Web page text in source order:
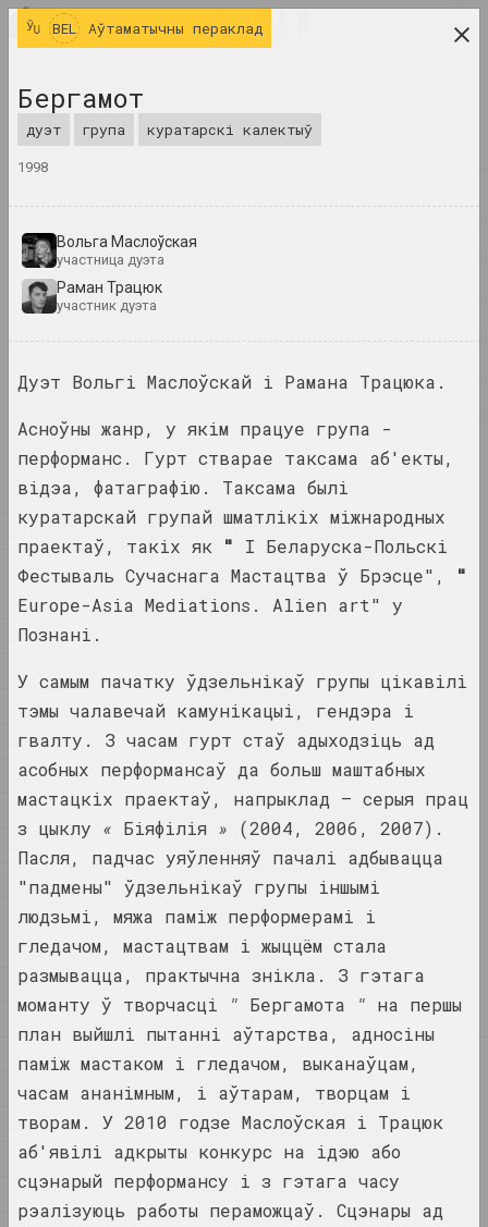
мастацтва
ЧАСОПІС
ІМЁНЫ
ТЭРМІНЫ
BEL
2026
2025
2024
2023
2022
2021
2020
2019
2018
2017
2015
2014
2013
2012
2009
2008
2007
2006
2026
«Sense of Safety»:
Беларуска-ўкраінскі праект
пра Харкаў — у фінале
Шаўчэнкаўскай прэміі
публікацыя
Выстава да стагоддзя Сямёна
Геруса працуе ў
Нацыянальны
публікацыя
Памяць, прапаганда і
адзінкавы інтэлект. Вынікі
года ў візуальным мастацтве
публікацыя
Чужыя берагі: глабальныя і
лакальныя праекцыі
беларускага мастацтва
публікацыя
2025
«Запіс спробаў знайсці
сябе»: выстава «Межы
прысутнасці» двух
беларускіх аўтараў
адкрылася ў Варшаве
публікацыя
BEL Аўтаматычны пераклад
Бергамот
дуэт група куратарскі калектыў
1998
Вольга Маслоўская
участница дуэта
Раман Трацюк
участник дуэта
Дуэт Вольгі Маслоўскай і Рамана Трацюка.
Асноўны жанр, у якім працуе група -
перформанс. Гурт стварае таксама аб'екты,
відэа, фатаграфію. Таксама былі
куратарскай групай шматлікіх міжнародных
праектаў, такіх як " I Беларуска-Польскі
Фестываль Сучаснага Мастацтва ў Брэсце", "
Europe-Asia Mediations. Alien art" у
Познані.
У самым пачатку ўдзельнікаў групы цікавілі
тэмы чалавечай камунікацыі, гендэра і
гвалту. З часам гурт стаў адыходзіць ад
асобных перформансаў да больш маштабных
мастацкіх праектаў, напрыклад – серыя прац
з цыклу « Біяфілія » (2004, 2006, 2007).
Пасля, падчас уяўленняў пачалі адбывацца
"падмены" ўдзельнікаў групы іншымі
людзьмі, мяжа паміж перформерамі і
гледачом, мастацтвам і жыццём стала
размывацца, практычна знікла. З гэтага
моманту ў творчасці
" Бергамота " на першы
план выйшлі пытанні аўтарства, адносіны
паміж мастаком і гледачом, выканаўцам,
часам ананімным, і аўтарам, творцам і
творам. У 2010 годзе Маслоўская і Трацюк
аб'явілі адкрыты конкурс на ідэю або
сцэнарый перформансу і з гэтага часу
рэалізуюць работы пераможцаў. Сцэнары ад